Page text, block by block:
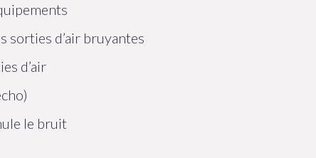
sorties d’air bruyantes
d’air
le bruit